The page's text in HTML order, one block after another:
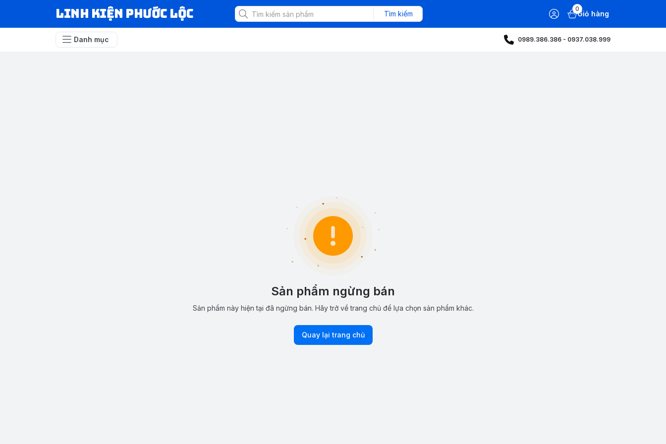
LINH KIỆN PHƯỚC LỘC Tìm kiếm
0
Giỏ hàng
Danh mục 0989.386.386 - 0937.038.999
Sản phẩm ngừng bán
Sản phẩm này hiện tại đã ngừng bán. Hãy trở về trang chủ để lựa chọn sản phẩm khác.
Quay lại trang chủ